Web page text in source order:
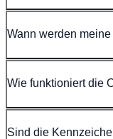
Wann werden
Wie funktioniert die
Sind die